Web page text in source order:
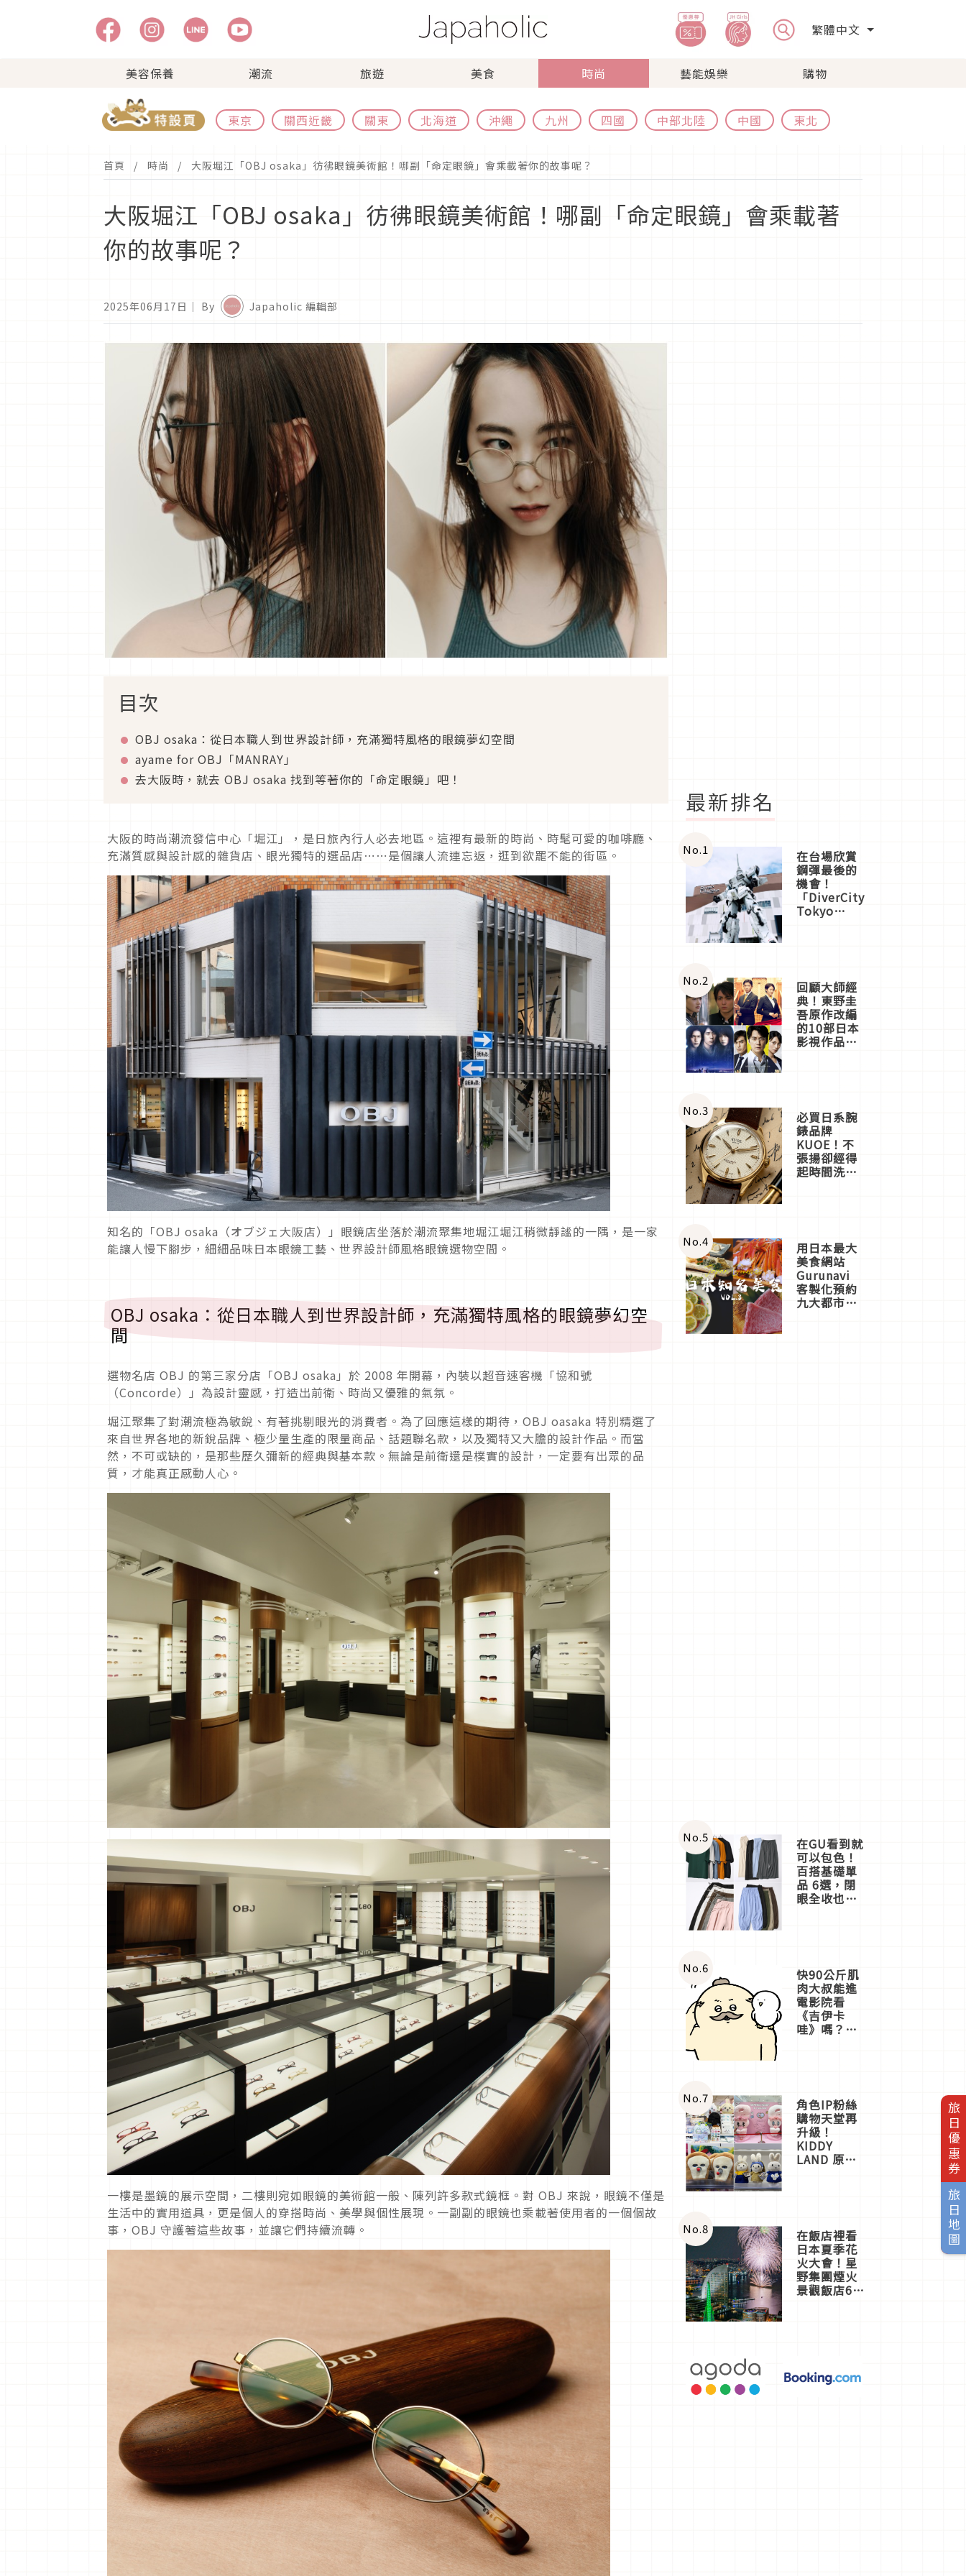
繁體中文
美容保養 潮流 旅遊 美食 時尚 藝能娛樂 購物
東京 關西近畿 關東 北海道 沖繩 九州 四國 中部北陸 中國 東北
旅日優惠券
旅日地圖
首頁 時尚 大阪堀江「OBJ osaka」彷彿眼鏡美術館！哪副「命定眼鏡」會乘載著你的故事呢？
大阪堀江「OBJ osaka」彷彿眼鏡美術館！哪副「命定眼鏡」會乘載著
你的故事呢？
2025年06月17日 ｜ By Japaholic 編輯部
目次
OBJ osaka：從日本職人到世界設計師，充滿獨特風格的眼鏡夢幻空間
ayame for OBJ「MANRAY」
去大阪時，就去 OBJ osaka 找到等著你的「命定眼鏡」吧！
大阪的時尚潮流發信中心「堀江」，是日旅內行人必去地區。這裡有最新的時尚、時髦可愛的咖啡廳、
充滿質感與設計感的雜貨店、眼光獨特的選品店⋯⋯是個讓人流連忘返，逛到欲罷不能的街區。
知名的「OBJ osaka（オブジェ大阪店）」眼鏡店坐落於潮流聚集地堀江堀江稍微靜謐的一隅，是一家
能讓人慢下腳步，細細品味日本眼鏡工藝、世界設計師風格眼鏡選物空間。
OBJ osaka：從日本職人到世界設計師，充滿獨特風格的眼鏡夢幻空
間
選物名店 OBJ 的第三家分店「OBJ osaka」於 2008 年開幕，內裝以超音速客機「協和號
（Concorde）」為設計靈感，打造出前衛、時尚又優雅的氣氛。
堀江聚集了對潮流極為敏銳、有著挑剔眼光的消費者。為了回應這樣的期待，OBJ oasaka 特別精選了
來自世界各地的新銳品牌、極少量生產的限量商品、話題聯名款，以及獨特又大膽的設計作品。而當
然，不可或缺的，是那些歷久彌新的經典與基本款。無論是前衛還是樸實的設計，一定要有出眾的品
質，才能真正感動人心。
一樓是墨鏡的展示空間，二樓則宛如眼鏡的美術館一般、陳列許多款式鏡框。對 OBJ 來說，眼鏡不僅是
生活中的實用道具，更是個人的穿搭時尚、美學與個性展現。一副副的眼鏡也乘載著使用者的一個個故
事，OBJ 守護著這些故事，並讓它們持續流轉。
最新排名
No.1 在台場欣賞
鋼彈最後的
機會！
「DiverCity
Tokyo
體驗
No.2 回顧大師經
典！東野圭
吾原作改編
的10部日本
影視作品推
No.3 必買日系腕
錶品牌
KUOE！不
張揚卻經得
起時間洗鍊
No.4 用日本最大
美食網站
Gurunavi
客製化預約
九大都市餐
No.5 在GU看到就
可以包色！
百搭基礎單
品 6選，閉
眼全收也不
No.6 快90公斤肌
肉大叔能進
電影院看
《吉伊卡
哇》嗎？日
一同給出了
答案
No.7 角色IP粉絲
購物天堂再
升級！
KIDDY
LAND 原宿
店3分即達
No.8 在飯店裡看
日本夏季花
火大會！星
野集團煙火
景觀飯店6